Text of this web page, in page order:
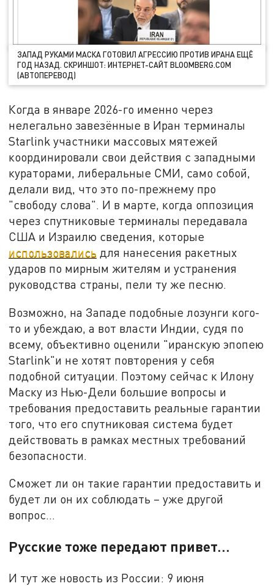
ЗАПАД РУКАМИ МАСКА ГОТОВИЛ АГРЕССИЮ ПРОТИВ ИРАНА ЕЩЁ
ГОД НАЗАД. СКРИНШОТ: ИНТЕРНЕТ-САЙТ BLOOMBERG.COM
(АВТОПЕРЕВОД)
Когда в январе 2026-го именно через
нелегально завезённые в Иран терминалы
Starlink участники массовых мятежей
координировали свои действия с западными
кураторами, либеральные СМИ, само собой,
делали вид, что это по-прежнему про
"свободу слова". И в марте, когда оппозиция
через спутниковые терминалы передавала
США и Израилю сведения, которые
использовались для нанесения ракетных
ударов по мирным жителям и устранения
руководства страны, пели ту же песню.
Возможно, на Западе подобные лозунги кого-
то и убеждаю, а вот власти Индии, судя по
всему, объективно оценили "иранскую эпопею
Starlink"и не хотят повторения у себя
подобной ситуации. Поэтому сейчас к Илону
Маску из Нью-Дели большие вопросы и
требования предоставить реальные гарантии
того, что его спутниковая система будет
действовать в рамках местных требований
безопасности.
Сможет ли он такие гарантии предоставить и
будет ли он их соблюдать – уже другой
вопрос…
Русские тоже передают привет…
И тут же новость из России: 9 июня